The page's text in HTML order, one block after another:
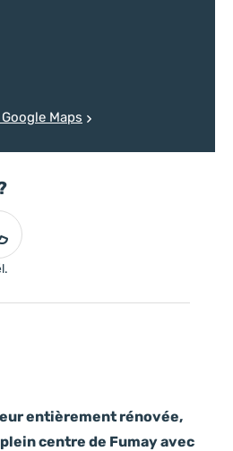
entièrement rénovée,
centre de Fumay avec
Maps